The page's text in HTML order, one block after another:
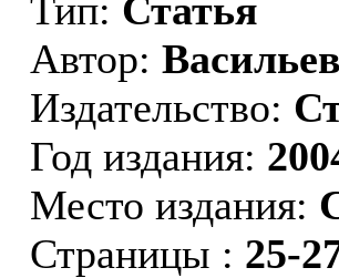
Тип: Статья
Автор:
Издательство:
Год издания:
Место издания:
Страницы : 25-